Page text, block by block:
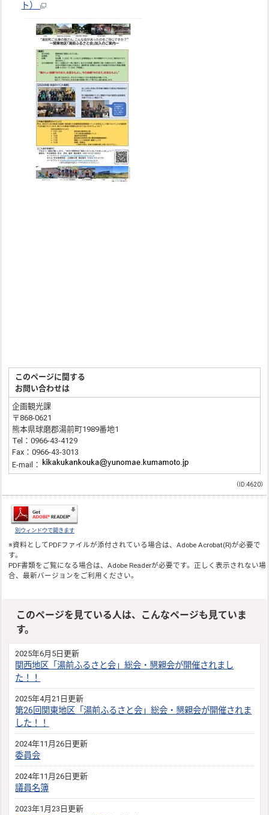
ト）
このページに関する
お問い合わせは
企画観光課
〒868-0621
熊本県球磨郡湯前町1989番地1
Tel：0966-43-4129
Fax：0966-43-3013
E-mail：
（ID:4620）
別ウィンドウで開きます
※資料としてPDFファイルが添付されている場合は、Adobe Acrobat(R)が必要で
す。
PDF書類をご覧になる場合は、Adobe Readerが必要です。正しく表示されない場
合、最新バージョンをご利用ください。
このページを見ている人は、こんなページも見ていま
す。
2025年6月5日更新
関西地区「湯前ふるさと会」総会・懇親会が開催されまし
た！！
2025年4月21日更新
第26回関東地区「湯前ふるさと会」総会・懇親会が開催されま
した！！
2024年11月26日更新
委員会
2024年11月26日更新
議員名簿
2023年1月23日更新